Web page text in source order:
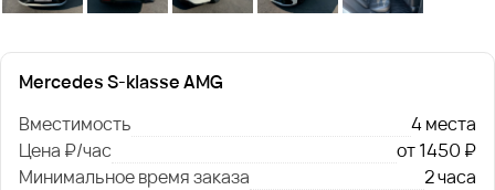
Mercedes S-klasse AMG
Вместимость
4 места
Цена ₽/час
от 1450 ₽
Минимальное время заказа
2 часа